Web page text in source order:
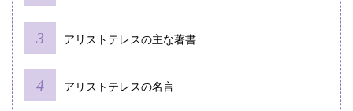
アリストテレスの主な著書
アリストテレスの名言